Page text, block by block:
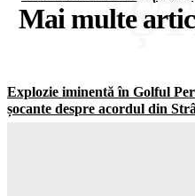
Mai multe
Explozie iminentă în Golful
șocante despre acordul din